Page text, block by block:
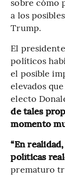
a los
Trump.
El
políticos
el posible
elevados
electo
de tales
momento
“En
políticas
prematuro